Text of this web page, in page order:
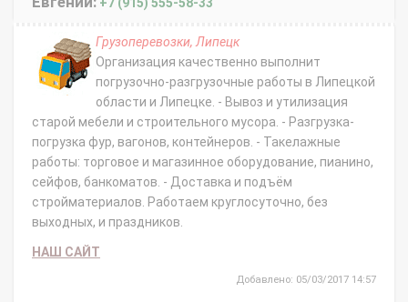
+7 (915) 555-58-33
Грузоперевозки, Липецк
Организация качественно выполнит
погрузочно-разгрузочные работы в Липецкой
области и Липецке. - Вывоз и утилизация
старой мебели и строительного мусора. - Разгрузка-
погрузка фур, вагонов, контейнеров. - Такелажные
работы: торговое и магазинное оборудование, пианино,
сейфов, банкоматов. - Доставка и подъём
стройматериалов. Работаем круглосуточно, без
выходных, и праздников.
НАШ САЙТ
Добавлено: 05/03/2017 14:57